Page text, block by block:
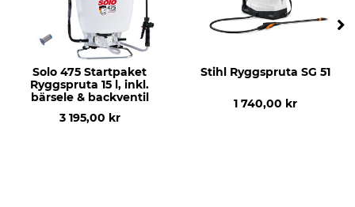
Solo 475 Startpaket
Ryggspruta 15 l, inkl.
bärsele & backventil
3 195,00 kr
Stihl Ryggspruta SG 51
1 740,00 kr